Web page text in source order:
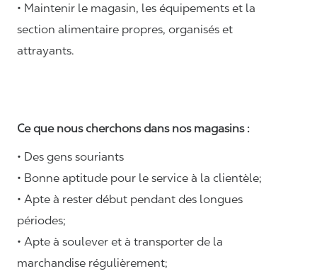
• Maintenir le magasin, les équipements et la
section alimentaire propres, organisés et
attrayants.
Ce que nous cherchons dans nos magasins :
• Des gens souriants
• Bonne aptitude pour le service à la clientèle;
• Apte à rester début pendant des longues
périodes;
• Apte à soulever et à transporter de la
marchandise régulièrement;